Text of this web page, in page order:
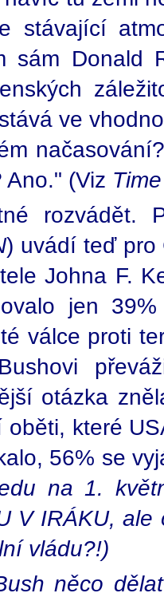
stávající
sám Donald
ve
(Viz Time
rozvádět.
) uvádí teď pro
Johna F.
jen
válce proti
otázka
oběti, které
56% se
na 1.
V IRÁKU,
vládu?!)
něco